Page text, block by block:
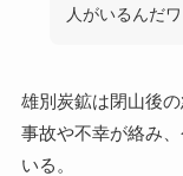
人がいるんだワ
雄別炭鉱は閉山後
事故や不幸が絡み
いる。